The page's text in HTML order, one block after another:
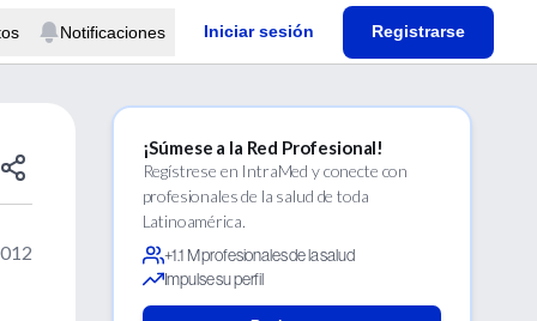
Notificaciones Iniciar sesión Registrarse
¡Súmese a la Red Profesional!
Regístrese en IntraMed y conecte con
profesionales de la salud de toda
Latinoamérica.
+1.1 M profesionales de la salud
Impulse su perfil